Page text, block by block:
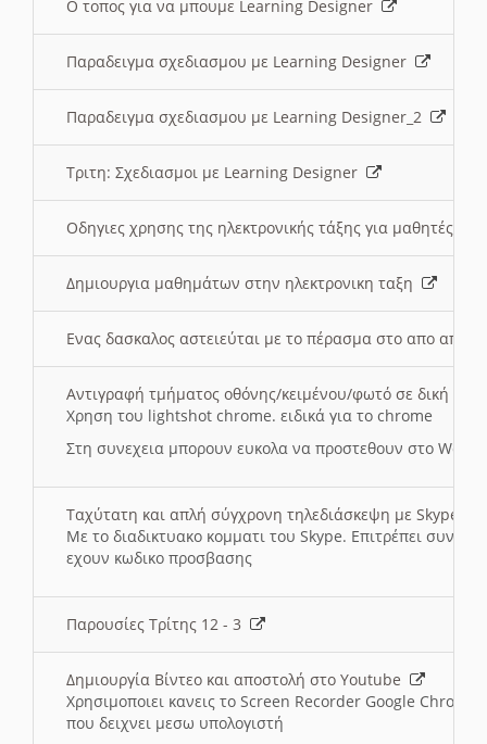
O τοπος για να μπουμε Learning Designer
Παραδειγμα σχεδιασμου με Learning Designer
Παραδειγμα σχεδιασμου με Learning Designer_2
Τριτη: Σχεδιασμοι με Learning Designer
Οδηγιες χρησης της ηλεκτρονικής τάξης για μαθητές
Δημιουργια μαθημάτων στην ηλεκτρονικη ταξη
Ενας δασκαλος αστειεύται με το πέρασμα στο απο
Αντιγραφή τμήματος οθόνης/κειμένου/φωτό σε δική
Χρηση του lightshot chrome. ειδικά για το chrome
Στη συνεχεια μπορουν ευκολα να προστεθουν στο Word
Ταχύτατη και απλή σύγχρονη τηλεδιάσκεψη με Skype
Με το διαδικτυακο κομματι του Skype. Επιτρέπει
εχουν κωδικο προσβασης
Παρουσίες Τρίτης 12 - 3
Δημιουργία Βίντεο και αποστολή στο Youtube
Χρησιμοποιει κανεις το Screen Recorder Google Chrome
που δειχνει μεσω υπολογιστή